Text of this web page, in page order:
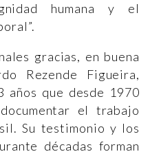
humana y el
gracias, en buena
Rezende Figueira,
años que desde 1970
el trabajo
Su testimonio y los
décadas forman